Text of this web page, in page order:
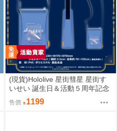
(現貨)Hololive 星街彗星 星街す
いせい 誕生日＆活動５周年記念
COMET透明側背包 單肩背包
售價 1199